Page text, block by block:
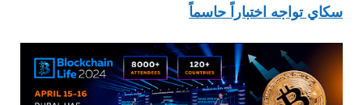
سكاي تواجه اختباراً حاسماً